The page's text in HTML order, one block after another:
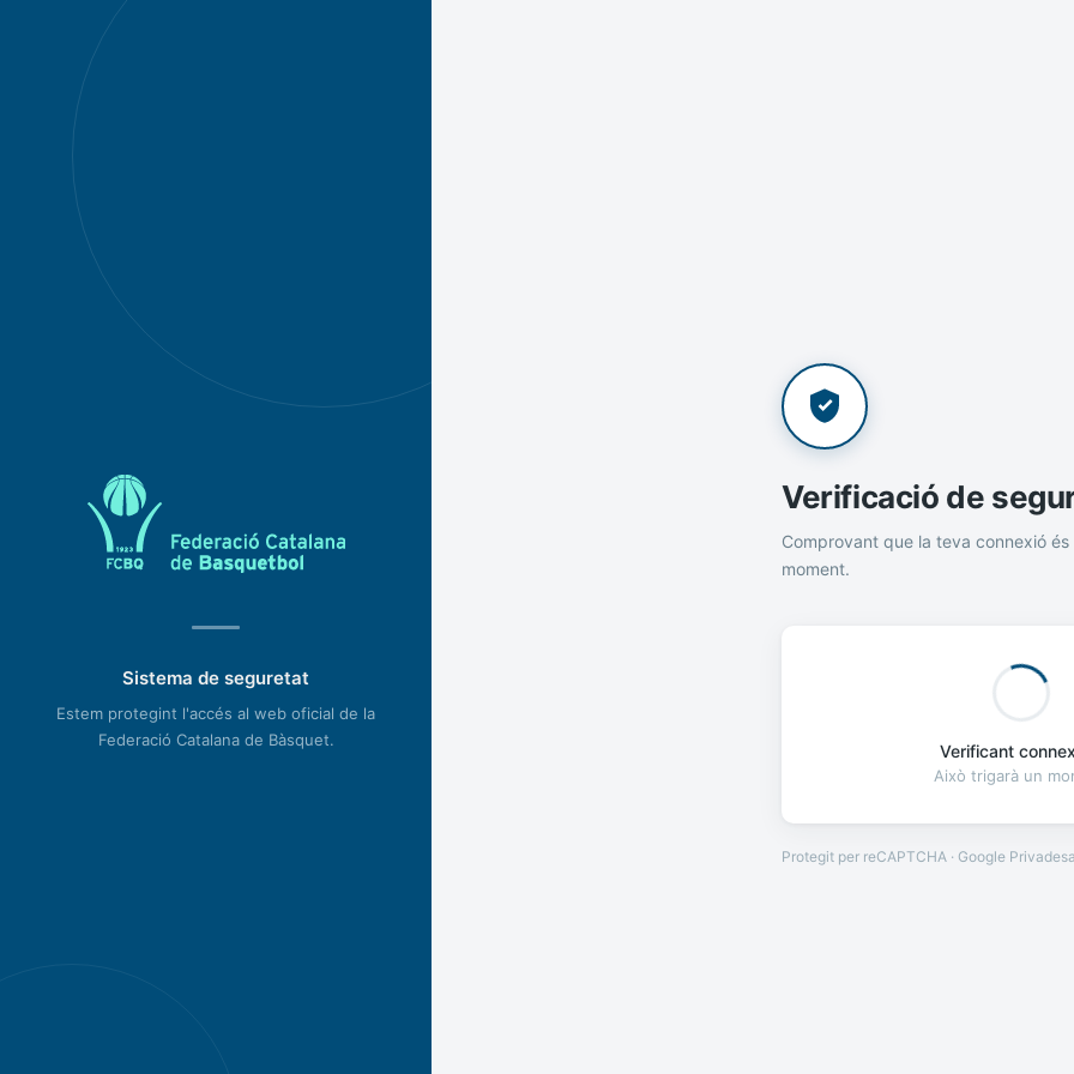
Sistema de seguretat
Estem protegint l'accés al web oficial de la
Federació Catalana de Bàsquet.
Verificació de
Comprovant que la teva connexió és
moment.
Verificant
Això trigarà un
Protegit per reCAPTCHA · Google Privadesa